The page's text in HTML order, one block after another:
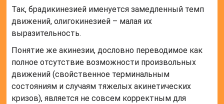
Так, брадикинезией именуется замедленный темп
движений, олигокинезией – малая их
выразительность.
Понятие же акинезии, дословно переводимое как
полное отсутствие возможности произвольных
движений (свойственное терминальным
состояниям и случаям тяжелых акинетических
кризов), является не совсем корректным для